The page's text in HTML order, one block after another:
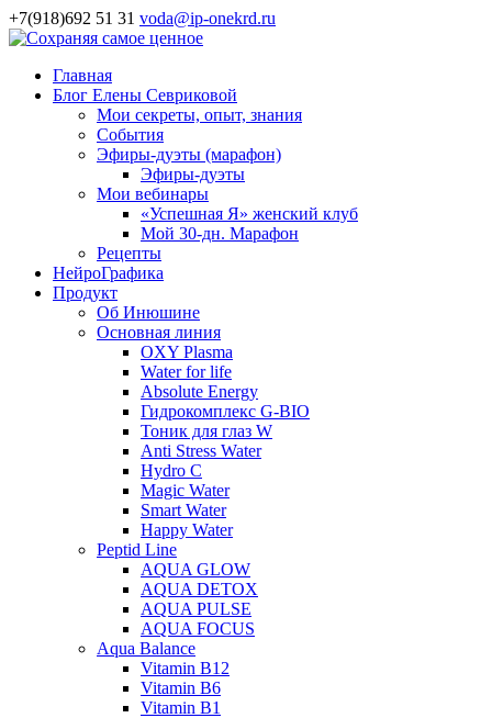
+7(918)692 51 31 voda@ip-onekrd.ru
Главная
Блог Елены Севриковой
Мои секреты, опыт, знания
События
Эфиры-дуэты (марафон)
Эфиры-дуэты
Мои вебинары
«Успешная Я» женский клуб
Мой 30-дн. Марафон
Рецепты
НейроГрафика
Продукт
Об Инюшине
Основная линия
OXY Plasma
Water for life
Absolute Energy
Гидрокомплекс G-BIO
Тоник для глаз W
Anti Stress Water
Hydro C
Magic Water
Smart Water
Happy Water
Peptid Line
AQUA GLOW
AQUA DETOX
AQUA PULSE
AQUA FOCUS
Aqua Balance
Vitamin B12
Vitamin B6
Vitamin B1